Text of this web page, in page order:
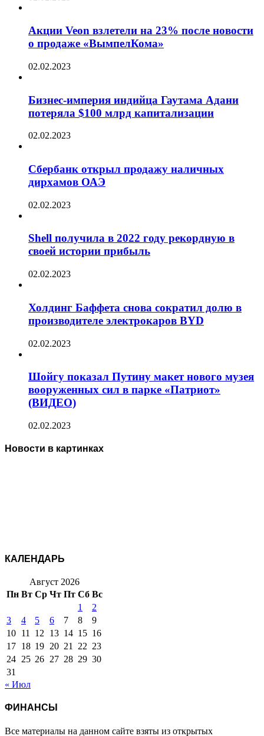
Акции Veon взлетели на 23% после новости
о продаже «ВымпелКома»
02.02.2023
Бизнес-империя индийца Гаутама Адани
потеряла $100 млрд капитализации
02.02.2023
Сбербанк открыл продажу наличных
дирхамов ОАЭ
02.02.2023
Shell получила в 2022 году рекордную в
своей истории прибыль
02.02.2023
Холдинг Баффета снова сократил долю в
производителе электрокаров BYD
02.02.2023
Шойгу показал Путину макет нового музея
вооруженных сил в парке «Патриот»
(ВИДЕО)
02.02.2023
Новости в картинках
КАЛЕНДАРЬ
Август 2026
Пн Вт Ср Чт Пт Сб Вс
1
2
3
4 5 6 7 8
9
10 11 12 13 14 15 16
17 18 19 20 21 22 23
24 25 26 27 28 29 30
31
« Июл
ФИНАНСЫ
Все материалы на данном сайте взяты из открытых